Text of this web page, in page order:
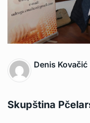
Denis Kovačić
Skupština